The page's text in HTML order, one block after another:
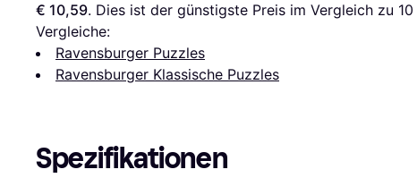
€ 10,59. Dies ist der günstigste Preis im Vergleich zu 10
Vergleiche:
Ravensburger Puzzles
Ravensburger Klassische Puzzles
Spezifikationen